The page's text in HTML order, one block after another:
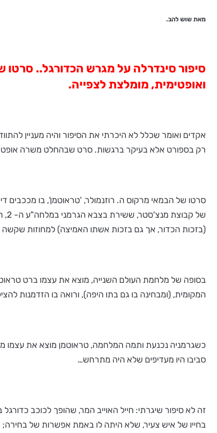
מאת שוש להב.
סיפור סינדרלה על מגרש הכדורגל..
ואופטימית, מומלצת לצפייה.
אקדים ואומר שכלל לא היכרתי את הסיפור והיה מעניין
רק בספורט אלא בעיקר ברגשות. סרט שבהחלט משרה
סרטו של הבמאי מרקוס ה. רוזנמולר, 'טראוטמן', בו מככבים
(בזכות הכדור, אך גם בזכות אשתו האמיצה) למחוזות שקשה
בסופה של מלחמת העולם השנייה, מוצא את עצמו ברט
המקומית, (ומבחינה בו גם בתו היפה), ורואה בו הזדמנות
כשגרמניה נכנעת ותמה המלחמה, טראוטמן מוצא את עצמו
סביבו היו מעדיפים שלא היה מתרחש…
זה לא סיפור שיגרתי: חייל האוייב המר, שהופך לכוכב
בחייו של איש צעיר, שלא היתה לו באמת אפשרות של